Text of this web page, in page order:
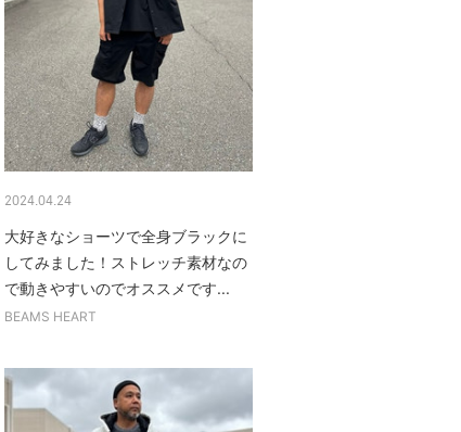
2024.04.24
大好きなショーツで全身ブラックに
してみました！ストレッチ素材なの
で動きやすいのでオススメです...
BEAMS HEART